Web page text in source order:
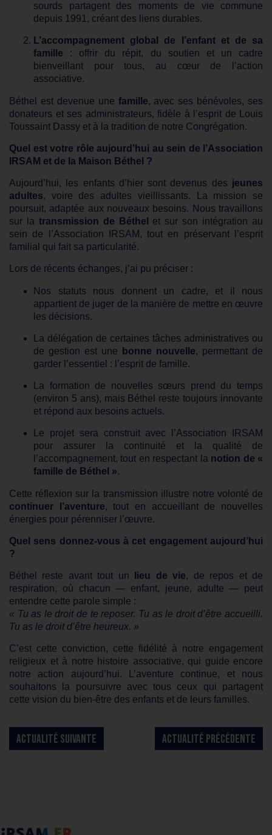
sourds partagent des moments de vie commune
depuis 1991, créant des liens durables.
L’accompagnement global de l’enfant et de sa
famille : offrir du répit, du soutien et un cadre
bienveillant pour tous, au cœur de l’action
associative.
Béthel est devenue une famille, avec ses bénévoles, ses
donateurs et ses administrateurs, fidèle à l’esprit de Louis
Toussaint Dassy et à la tradition de notre Congrégation.
Quel est votre rôle aujourd’hui au sein de l’Association
IRSAM et de la Maison Béthel ?
Aujourd’hui, les enfants d’hier sont devenus des jeunes
adultes, voire des adultes vieillissants. La mission se
poursuit, adaptée aux nouveaux besoins. Nous travaillons
sur la transmission de Béthel
et sur son intégration au
sein de l’Association IRSAM, tout en préservant l’esprit
familial qui fait sa particularité.
Lors de récents échanges, j’ai pu préciser :
Nos statuts nous donnent un cadre, et il nous
appartient de juger de la manière de mettre en œuvre
les décisions.
La délégation de certaines tâches administratives ou
de gestion est une
bonne nouvelle, permettant de
garder l’essentiel : l’esprit de famille.
La formation de nouvelles sœurs prend du temps
(environ 5 ans), mais Béthel reste toujours innovante
et répond aux besoins actuels.
Le projet sera construit avec l’Association IRSAM
pour assurer la continuité et la qualité de
l’accompagnement, tout en respectant la notion de «
famille de Béthel ».
Cette réflexion sur la transmission illustre notre volonté de
continuer l’aventure, tout en accueillant de nouvelles
énergies pour pérenniser l’œuvre.
Quel sens donnez-vous à cet engagement aujourd’hui
?
Béthel reste avant tout un lieu de vie, de repos et de
respiration, où chacun — enfant, jeune, adulte — peut
entendre cette parole simple :
« Tu as le droit de te reposer. Tu as le droit d’être accueilli.
Tu as le droit d’être heureux. »
C’est cette conviction, cette fidélité à notre engagement
religieux et à notre histoire associative, qui guide encore
notre action aujourd’hui. L’aventure continue, et nous
souhaitons la poursuivre avec tous ceux qui partagent
cette vision du bien-être des enfants et de leurs familles.
ACTUALITÉ SUIVANTE ACTUALITÉ PRÉCÉDENTE